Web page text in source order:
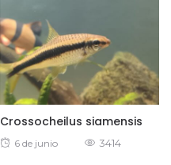
Crossocheilus siamensis
Posted
6 de junio 3414